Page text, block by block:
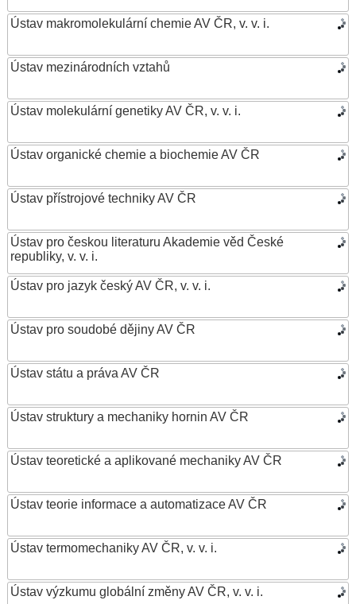
Ústav makromolekulární chemie AV ČR, v. v. i.
Ústav mezinárodních vztahů
Ústav molekulární genetiky AV ČR, v. v. i.
Ústav organické chemie a biochemie AV ČR
Ústav přístrojové techniky AV ČR
Ústav pro českou literaturu Akademie věd České
republiky, v. v. i.
Ústav pro jazyk český AV ČR, v. v. i.
Ústav pro soudobé dějiny AV ČR
Ústav státu a práva AV ČR
Ústav struktury a mechaniky hornin AV ČR
Ústav teoretické a aplikované mechaniky AV ČR
Ústav teorie informace a automatizace AV ČR
Ústav termomechaniky AV ČR, v. v. i.
Ústav výzkumu globální změny AV ČR, v. v. i.